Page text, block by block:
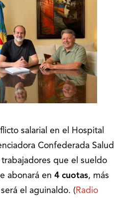
salarial en el Hospital
Confederada Salud
trabajadores que el sueldo
abonará en 4 cuotas, más
el aguinaldo. ( Radio